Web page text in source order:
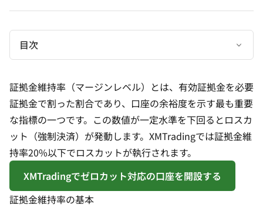
目次
証拠金維持率（マージンレベル）とは、有効証拠金を必要
証拠金で割った割合であり、口座の余裕度を示す最も重要
な指標の一つです。この数値が一定水準を下回るとロスカ
ット（強制決済）が発動します。XMTradingでは証拠金維
持率20%以下でロスカットが執行されます。
XMTradingでゼロカット対応の口座を開設する
証拠金維持率の基本